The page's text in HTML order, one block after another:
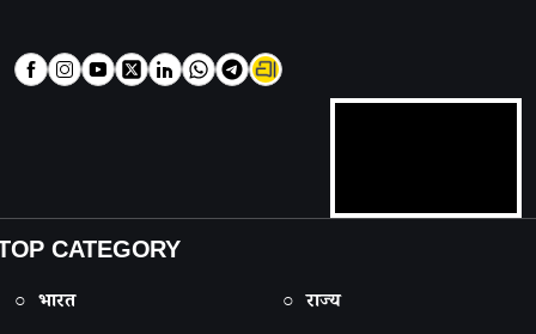
CATEGORY
○ भारत ○ राज्य